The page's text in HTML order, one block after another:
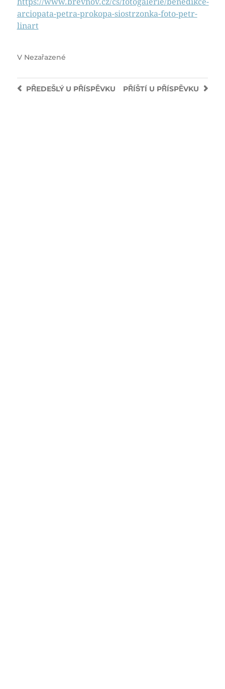
arciopata-petra-prokopa-siostrzonka-foto-petr-
linart
V Nezařazené
PŘÍŠTÍ U PŘÍSPĚVKU
PŘEDEŠLÝU PŘÍSPĚVKU